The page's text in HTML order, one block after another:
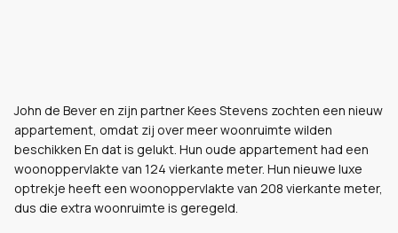
John de Bever en zijn partner Kees Stevens zochten een nieuw
appartement, omdat zij over meer woonruimte wilden
beschikken En dat is gelukt. Hun oude appartement had een
woonoppervlakte van 124 vierkante meter. Hun nieuwe luxe
optrekje heeft een woonoppervlakte van 208 vierkante meter,
dus die extra woonruimte is geregeld.